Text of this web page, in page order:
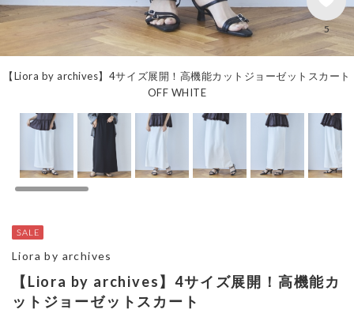
【Liora by archives】4サイズ展開！高機能カットジョーゼットスカート
OFF WHITE
5
【Liora by archives】4サイズ展開！高機能カ
ットジョーゼットスカート
Liora by archives